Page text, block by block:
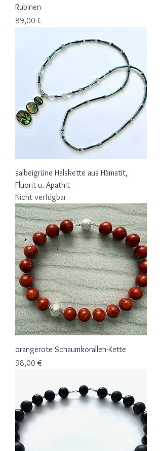
Rubinen
Preis
89,00 €
salbeigrüne Halskette aus Hämatit,
Fluorit u. Apathit
Nicht verfügbar
orangerote Schaumkorallen-Kette
Preis
98,00 €